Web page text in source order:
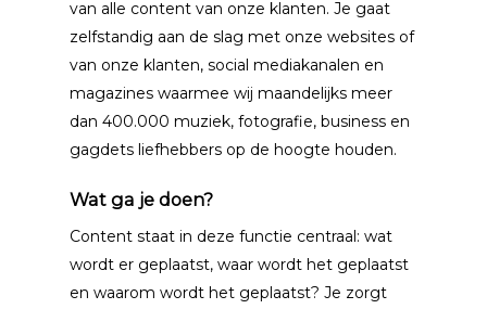
van alle content van onze klanten. Je gaat
zelfstandig aan de slag met onze websites of
van onze klanten, social mediakanalen en
magazines waarmee wij maandelijks meer
dan 400.000 muziek, fotografie, business en
gagdets liefhebbers op de hoogte houden.
Wat ga je doen?
Content staat in deze functie centraal: wat
wordt er geplaatst, waar wordt het geplaatst
en waarom wordt het geplaatst? Je zorgt